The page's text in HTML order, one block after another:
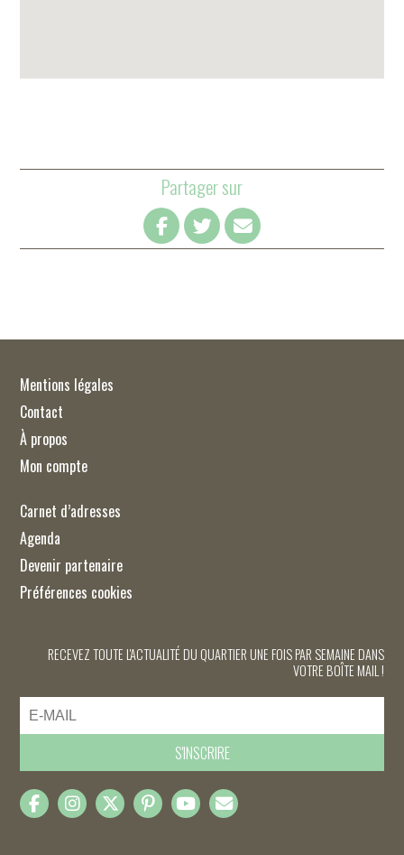
Partager sur
Mentions légales
Contact
À propos
Mon compte
Carnet d’adresses
Agenda
Devenir partenaire
Préférences cookies
RECEVEZ TOUTE L'ACTUALITÉ DU QUARTIER UNE FOIS PAR SEMAINE DANS
VOTRE BOÎTE MAIL !